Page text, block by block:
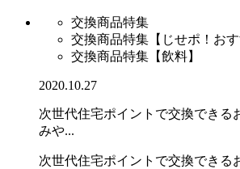
交換商品特集
交換商品特集【じせポ！おす
交換商品特集【飲料】
2020.10.27
次世代住宅ポイントで交換できる
みや...
次世代住宅ポイントで交換できる